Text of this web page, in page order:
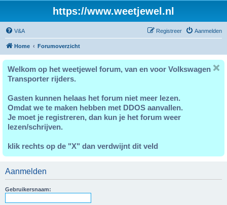
https://www.weetjewel.nl
V&A Aanmelden
Registreer
Home Forumoverzicht
Welkom op het weetjewel forum, van en voor Volkswagen
Transporter rijders.
Gasten kunnen helaas het forum niet meer lezen.
Omdat we te maken hebben met DDOS aanvallen.
Je moet je registreren, dan kun je het forum weer
lezen/schrijven.
klik rechts op de "X" dan verdwijnt dit veld
Aanmelden
Gebruikersnaam: